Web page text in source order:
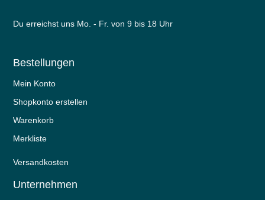
Du erreichst uns Mo. - Fr. von 9 bis 18 Uhr
Bestellungen
Mein Konto
Shopkonto erstellen
Warenkorb
Merkliste
Versandkosten
Unternehmen